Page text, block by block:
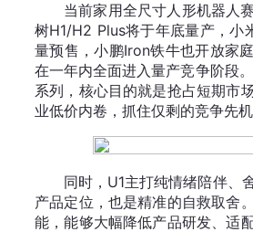
当前家用全尺寸人形机器人
树H1/H2 Plus将于年底量产，小
量预售，小鹏Iron铁牛也开放家
在一年内全面进入量产竞争阶段
系列，核心目的就是抢占短期市
业低价内卷，抓住仅剩的竞争先机
同时，U1主打纯情绪陪伴、
产品定位，也是精准的自救取舍
能，能够大幅降低产品研发、适